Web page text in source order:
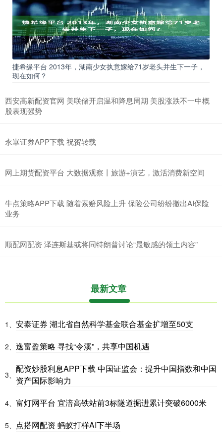
捷希缘平台 2013年，湖南少女执意嫁给71岁老头并生下一子，
现在如何？
西安高新配资官网 美联储开启温和降息周期 美股涨跌不一中概
股表现强势
永崋证券APP下载 祝贺转载
网上期货配资平台 大数据观察丨旅游+演艺，激活消费新空间
牛点策略APP下载 随着索赔风险上升 保险公司纷纷撤出AI保险
业务
顺配网配资 泽连斯基或将同特朗普讨论“最敏感的领土内容”
最新文章
1、 安泰证券 湖北省自然科学基金联合基金扩增至50支
2、 逸富盈策略 寻找“令溪”，共享中国机遇
3、
配资炒股利息APP下载 中国证监会：提升中国指数和中国
资产国际影响力
4、 富灯网平台 宜涪高铁站前3标隧道掘进累计突破6000米
5、 点搭网配资 蚂蚁打样AI下半场